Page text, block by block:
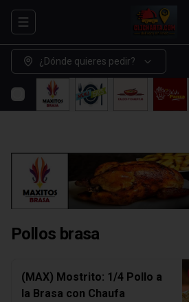
Abrir menu de navegación
¿Dónde quieres pedir?
Pollos brasa
(MAX) Mostrito: 1/4 Pollo a
la Brasa con Chaufa